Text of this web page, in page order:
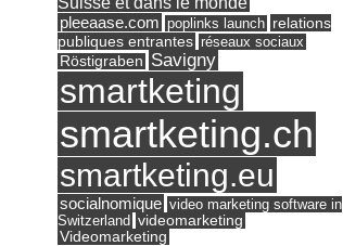
pleeaase.com poplinks launch relations
publiques entrantes réseaux sociaux
Röstigraben Savigny
smartketing
smartketing.ch
smartketing.eu
socialnomique video marketing software in
Switzerland videomarketing
Videomarketing